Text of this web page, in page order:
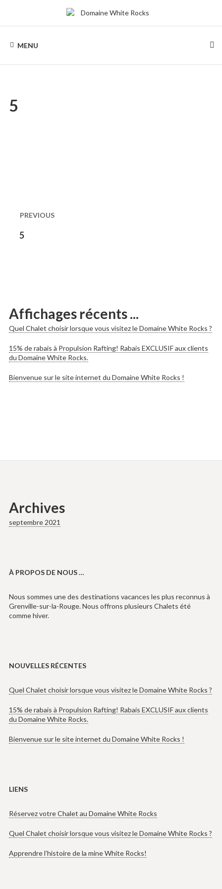
WHITE
ROCKS
de
Chalets
bois
MENU
5
dans
les
PREVIOUS
Previous
5
Affichages récents ...
Quel Chalet choisir lorsque vous visitez le Domaine White Rocks ?
15% de rabais à Propulsion Rafting! Rabais EXCLUSIF aux clients
du Domaine White Rocks.
Bienvenue sur le site internet du Domaine White Rocks !
Archives
septembre 2021
À PROPOS DE NOUS …
Nous sommes une des destinations vacances les plus reconnus à
Grenville-sur-la-Rouge. Nous offrons plusieurs Chalets été
comme hiver.
NOUVELLES RÉCENTES
Quel Chalet choisir lorsque vous visitez le Domaine White Rocks ?
15% de rabais à Propulsion Rafting! Rabais EXCLUSIF aux clients
du Domaine White Rocks.
Bienvenue sur le site internet du Domaine White Rocks !
LIENS
Réservez votre Chalet au Domaine White Rocks
Quel Chalet choisir lorsque vous visitez le Domaine White Rocks ?
Apprendre l’histoire de la mine White Rocks!